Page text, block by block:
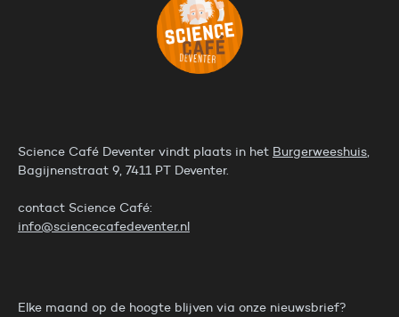
Science Café Deventer vindt plaats in het Burgerweeshuis
Bagijnenstraat 9, 7411 PT Deventer.
contact Science Café:
info@sciencecafedeventer.nl
Elke maand op de hoogte blijven via onze nieuwsbrief?